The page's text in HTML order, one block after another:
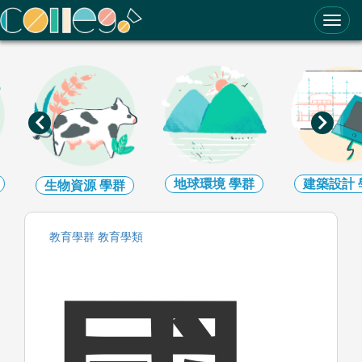
ColleGo! 大學選才與高中育才輔助系統
生物資源學群 地球環境學群 建築設計
教育學群 教育學類